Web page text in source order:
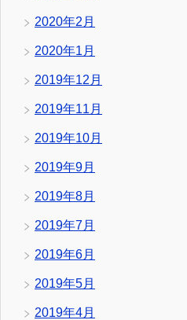
2020年2月
2020年1月
2019年12月
2019年11月
2019年10月
2019年9月
2019年8月
2019年7月
2019年6月
2019年5月
2019年4月